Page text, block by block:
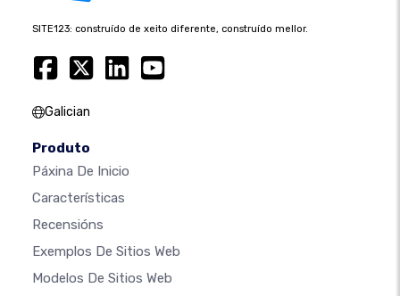
SITE123: construído de xeito diferente, construído mellor.
Galician
Produto
Páxina De Inicio
Características
Recensións
Exemplos De Sitios Web
Modelos De Sitios Web